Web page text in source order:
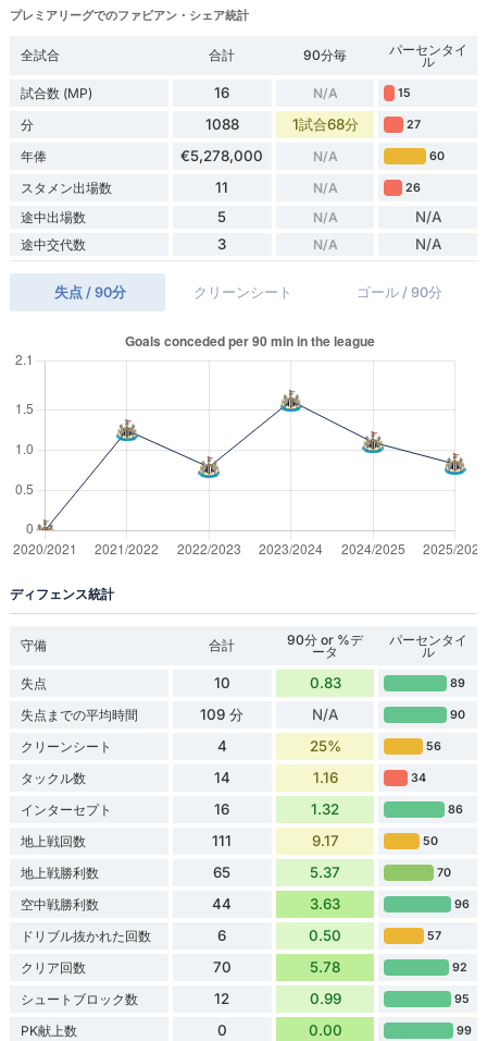
プレミアリーグでのファビアン・シェア統計
全試合 合計 90分毎 パーセンタイ
ル
試合数 (MP)
16 N/A 15
分 1088 1試合68分 27
年俸 €5,278,000 N/A 60
スタメン出場数 11 N/A 26
途中出場数 5 N/A N/A
途中交代数 3 N/A N/A
失点 / 90分 クリーンシート ゴール / 90分
ディフェンス統計
守備 合計 90分 or %デ
ータ
パーセンタイ
ル
失点
10 0.83 89
失点までの平均時間 109 分 N/A 90
クリーンシート 4 25% 56
タックル数 14 1.16 34
インターセプト 16 1.32 86
地上戦回数 111 9.17 50
地上戦勝利数 65 5.37 70
空中戦勝利数 44 3.63 96
ドリブル抜かれた回数 6 0.50 57
クリア回数 70 5.78 92
シュートブロック数 12 0.99 95
PK献上数 0 0.00 99